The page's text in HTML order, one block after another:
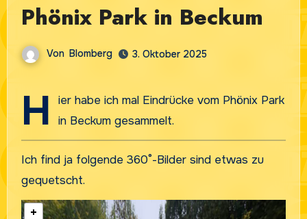
Phönix Park in Beckum
Von Blomberg 3. Oktober 2025
H
ier habe ich mal Eindrücke vom Phönix Park
in Beckum gesammelt.
Ich find ja folgende 360°-Bilder sind etwas zu
gequetscht.